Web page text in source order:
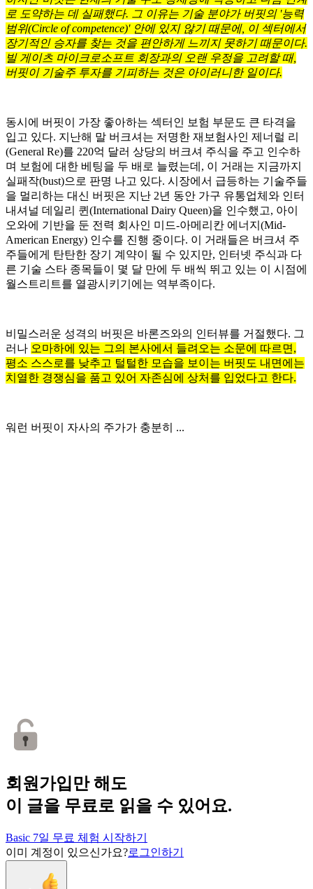
로 도약하는 데 실패했다. 그 이유는 기술 분야가 버핏의 '능력
범위(Circle of competence)' 안에 있지 않기 때문에, 이 섹터에서
장기적인 승자를 찾는 것을 편안하게 느끼지 못하기 때문이다.
빌 게이츠 마이크로소프트 회장과의 오랜 우정을 고려할 때,
버핏이 기술주 투자를 기피하는 것은 아이러니한 일이다.
동시에 버핏이 가장 좋아하는 섹터인 보험 부문도 큰 타격을
입고 있다. 지난해 말 버크셔는 저명한 재보험사인 제너럴 리
(General Re)를 220억 달러 상당의 버크셔 주식을 주고 인수하
며 보험에 대한 베팅을 두 배로 늘렸는데, 이 거래는 지금까지
실패작(bust)으로 판명 나고 있다. 시장에서 급등하는 기술주들
을 멀리하는 대신 버핏은 지난 2년 동안 가구 유통업체와 인터
내셔널 데일리 퀸(International Dairy Queen)을 인수했고, 아이
오와에 기반을 둔 전력 회사인 미드-아메리칸 에너지(Mid-
American Energy) 인수를 진행 중이다. 이 거래들은 버크셔 주
주들에게 탄탄한 장기 계약이 될 수 있지만, 인터넷 주식과 다
른 기술 스타 종목들이 몇 달 만에 두 배씩 뛰고 있는 이 시점에
월스트리트를 열광시키기에는 역부족이다.
비밀스러운 성격의 버핏은 바론즈와의 인터뷰를 거절했다. 그
러나 오마하에 있는 그의 본사에서 들려오는 소문에 따르면,
평소 스스로를 낮추고 털털한 모습을 보이는 버핏도 내면에는
치열한 경쟁심을 품고 있어 자존심에 상처를 입었다고 한다.
워런 버핏이 자사의 주가가 충분히 ...
회원가입만 해도
이 글을 무료로 읽을 수 있어요.
Basic 7일 무료 체험 시작하기
이미 계정이 있으신가요?로그인하기